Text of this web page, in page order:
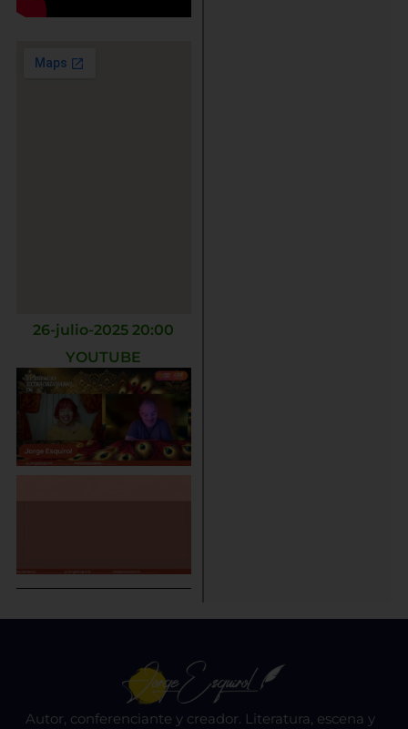
26-julio-2025 20:00
YOUTUBE
Autor, conferenciante y creador. Literatura, escena y